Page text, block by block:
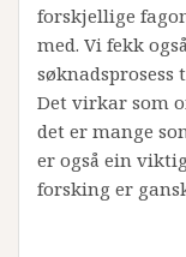
forskjellige
med. Vi fekk
Det virkar som
det er mange
er også ein
forsking er